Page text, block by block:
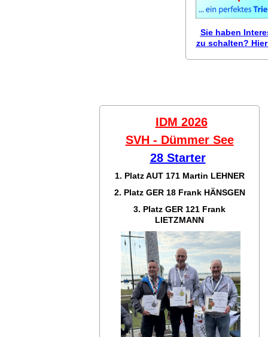
Sie haben
zu schalten?
IDM 2026
SVH - Dümmer See
28 Starter
1. Platz AUT 171 Martin LEHNER
2. Platz GER 18 Frank HÄNSGEN
3. Platz GER 121 Frank
LIETZMANN